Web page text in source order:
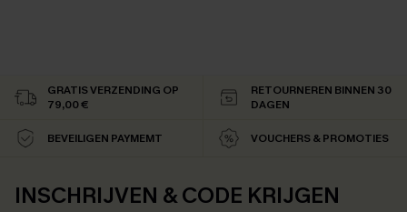
GRATIS VERZENDING OP
79,00 €
RETOURNEREN BINNEN 30
DAGEN
BEVEILIGEN PAYMEMT VOUCHERS & PROMOTIES
INSCHRIJVEN & CODE KRIJGEN